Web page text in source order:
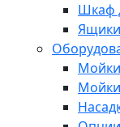
Шкаф
Ящики